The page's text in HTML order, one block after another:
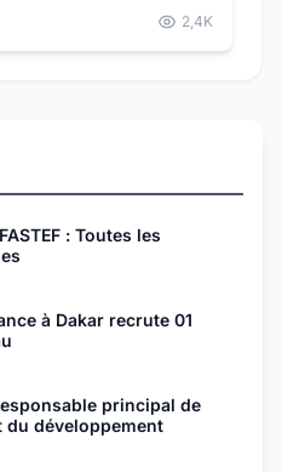
2,4K
: Toutes les
à Dakar recrute 01
principal de
développement